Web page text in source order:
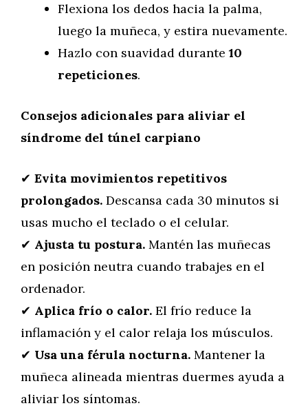
Flexiona los dedos hacia la palma,
luego la muñeca, y estira nuevamente.
Hazlo con suavidad durante 10
repeticiones.
Consejos adicionales para aliviar el
síndrome del túnel carpiano
✔ Evita movimientos repetitivos
prolongados. Descansa cada 30 minutos si
usas mucho el teclado o el celular.
✔ Ajusta tu postura. Mantén las muñecas
en posición neutra cuando trabajes en el
ordenador.
✔ Aplica frío o calor. El frío reduce la
inflamación y el calor relaja los músculos.
✔ Usa una férula nocturna. Mantener la
muñeca alineada mientras duermes ayuda a
aliviar los síntomas.